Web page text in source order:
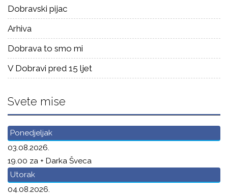
Dobravski pijac
Arhiva
Dobrava to smo mi
V Dobravi pred 15 ljet
Svete mise
Ponedjeljak
03.08.2026.
19.00 za + Darka Šveca
Utorak
04.08.2026.